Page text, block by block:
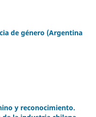
de género (Argentina
y reconocimiento.